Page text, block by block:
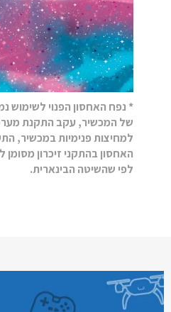
* נפח האחסון הפנוי לשימוש
של המכשיר, עקב התקנת
למחיצות פנימיות במכשיר,
האחסון בהתקני זיכרון
לפי שהשיטה הבינארית.